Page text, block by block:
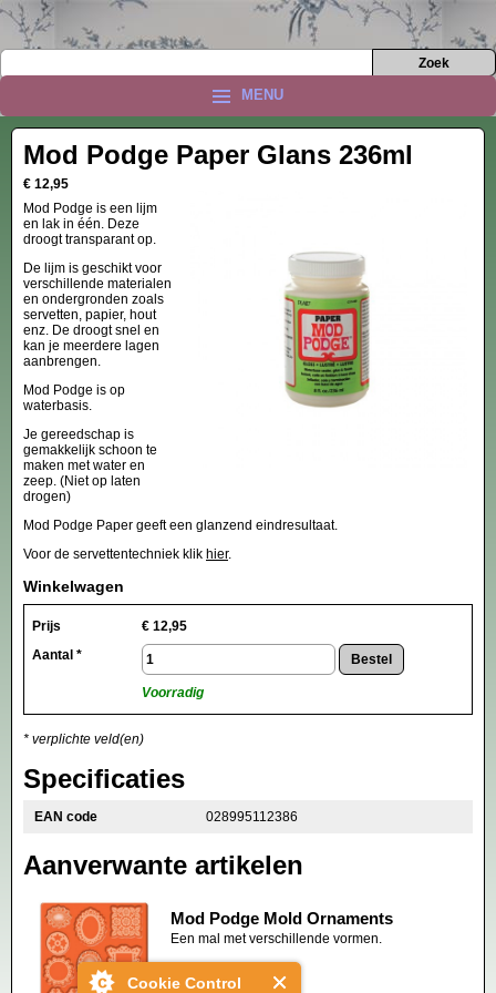
Cookie Control
MENU
Mod Podge Paper Glans 236ml
€ 12,95
Mod Podge is een lijm
en lak in één. Deze
droogt transparant op.
De lijm is geschikt voor
verschillende materialen
en ondergronden zoals
servetten, papier, hout
enz. De droogt snel en
kan je meerdere lagen
aanbrengen.
Mod Podge is op
waterbasis.
Je gereedschap is
gemakkelijk schoon te
maken met water en
zeep. (Niet op laten
drogen)
Mod Podge Paper geeft een glanzend eindresultaat.
Voor de servettentechniek klik hier.
Winkelwagen
Prijs € 12,95
Aantal *
Voorradig
* verplichte veld(en)
Specificaties
EAN code 028995112386
Aanverwante artikelen
Mod Podge Mold Ornaments
Een mal met verschillende vormen.
€ 9,95